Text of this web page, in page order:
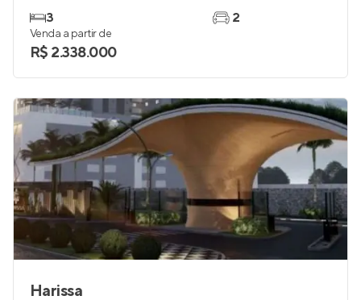
3
2
Venda a partir de
R$ 2.338.000
Harissa